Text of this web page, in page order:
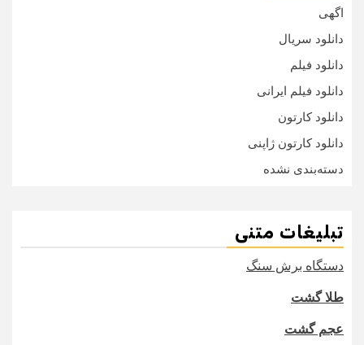
اگهی
دانلود سریال
دانلود فیلم
دانلود فیلم ایرانی
دانلود کارتون
دانلود کارتون ژاپنی
دسته‌بندی نشده
تبلیغات متنی
دستگاه برش سنگ
طلا گشت
عجم گشت